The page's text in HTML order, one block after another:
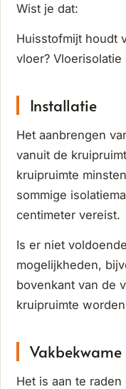
Wist je dat:
Huisstofmijt houdt
vloer?
Installatie
Het aanbrengen
vanuit de
kruipruimte
sommige
centimeter vereist.
Is er niet
mogelijkheden,
bovenkant van de
kruipruimte
Het is aan te